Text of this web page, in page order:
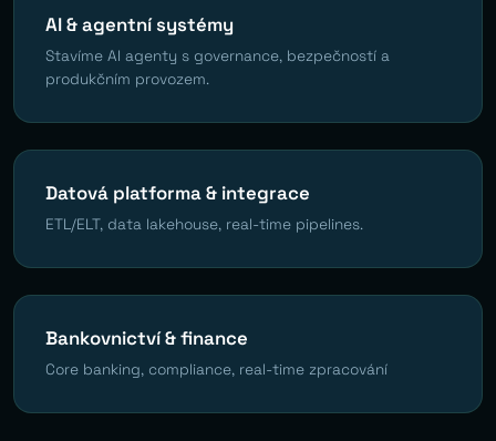
AI & agentní systémy
Stavíme AI agenty s governance, bezpečností a
produkčním provozem.
Datová platforma & integrace
ETL/ELT, data lakehouse, real-time pipelines.
Bankovnictví & finance
Core banking, compliance, real-time zpracování